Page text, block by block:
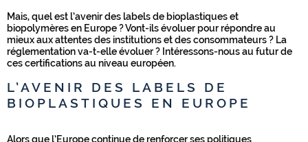
Mais, quel est l’avenir des labels de bioplastiques et
biopolymères en Europe ? Vont-ils évoluer pour répondre au
mieux aux attentes des institutions et des consommateurs ? La
réglementation va-t-elle évoluer ? Intéressons-nous au futur de
ces certifications au niveau européen.
L’AVENIR DES LABELS DE
BIOPLASTIQUES EN EUROPE
Alors que l’Europe continue de renforcer ses politiques